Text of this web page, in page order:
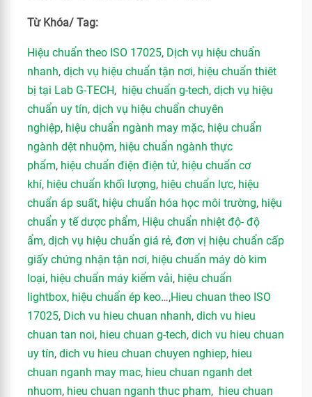
Từ Khóa/ Tag:
Hiệu chuẩn theo ISO 17025, Dịch vụ hiệu chuẩn
nhanh, dịch vụ hiệu chuẩn tận nơi, hiệu chuẩn thiêt
bị tại Lab G-TECH, hiệu chuẩn g-tech, dịch vụ hiệu
chuẩn uy tín, dịch vụ hiệu chuẩn chuyên
nghiệp, hiệu chuẩn ngành may mặc, hiệu chuẩn
ngành dệt nhuộm, hiệu chuẩn ngành thực
phẩm, hiệu chuẩn điện điện tử, hiệu chuẩn cơ
khí, hiệu chuẩn khối lượng, hiệu chuẩn lực, hiệu
chuẩn áp suất, hiệu chuẩn hóa học môi trường, hiệu
chuẩn y tế dược phẩm, Hiệu chuẩn nhiệt độ- độ
ẩm, dịch vụ hiệu chuẩn giá rẻ, đơn vị hiệu chuẩn cấp
giấy chứng nhận tận nơi, hiệu chuẩn máy dò kim
loại, hiệu chuẩn máy kiểm vải, hiệu chuẩn
lightbox, hiệu chuẩn ép keo…,Hieu chuan theo ISO
17025, Dich vu hieu chuan nhanh, dich vu hieu
chuan tan noi, hieu chuan g-tech, dich vu hieu chuan
uy tín, dich vu hieu chuan chuyen nghiep, hieu
chuan nganh may mac, hieu chuan nganh det
nhuom, hieu chuan nganh thuc pham, hieu chuan